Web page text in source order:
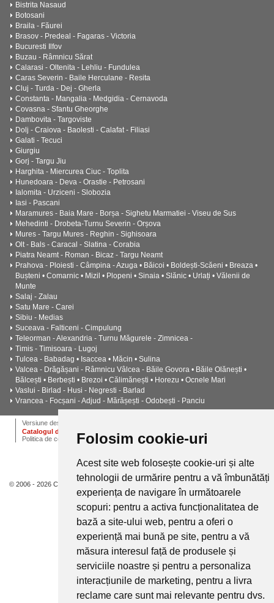
Folosim cookie-uri
Acest site web folosește cookie-uri și alte
tehnologii de urmărire pentru a vă îmbunătăți
experiența de navigare în următoarele
scopuri: pentru a activa funcționalitatea de
bază a site-ului web, pentru a oferi o
experiență mai bună pe site, pentru a vă
măsura interesul față de produsele și
serviciile noastre și pentru a personaliza
interacțiunile de marketing, pentru a livra
reclame care sunt mai relevante pentru dvs.
Bistrita Nasaud
Botosani
Braila - Făurei
Brasov - Predeal - Fagaras - Victoria
Bucuresti Ilfov
Buzau - Râmnicu Sărat
Calarasi - Oltenita - Lehliu - Fundulea
Caras Severin - Baile Herculane - Resita
Cluj - Turda - Dej - Gherla
Constanta - Mangalia - Medgidia - Cernavoda
Covasna - Sfantu Gheorghe
Dambovita - Targoviste
Dolj - Craiova - Baolesti - Calafat - Filiasi
Galati - Tecuci
Giurgiu
Gorj - Targu Jiu
Harghita - Miercurea Ciuc - Toplita
Hunedoara - Deva - Orastie - Petrosani
Ialomita - Urziceni - Slobozia
Iasi - Pascani
Maramures - Baia Mare - Borșa - Sighetu Marmatiei - Viseu de Sus
Mehedinti - Drobeta-Turnu Severin - Orșova
Mures - Targu Mures - Reghin - Sighisoara
Olt - Bals - Caracal - Slatina - Corabia
Piatra Neamt - Roman - Bicaz - Targu Neamt
Prahova - Ploiesti - Câmpina - Azuga • Băicoi • Boldești-Scăeni • Breaza •
Bușteni • Comarnic • Mizil • Plopeni • Sinaia • Slănic • Urlați • Vălenii de
Munte
Salaj - Zalau
Satu Mare - Carei
Sibiu - Medias
Suceava - Falticeni - Cimpulung
Teleorman - Alexandria - Turnu Măgurele - Zimnicea -
Timis - Timisoara - Lugoj
Tulcea - Babadag • Isaccea • Măcin • Sulina
Valcea - Drăgășani - Râmnicu Vâlcea - Băile Govora • Băile Olănești •
Bălcești • Berbești • Brezoi • Călimănești • Horezu • Ocnele Mari
Vaslui - Birlad - Husi - Negresti - Barlad
Vrancea - Focșani - Adjud - Mărășești - Odobești - Panciu
Versiune desktop
Catalogul de instalatii termice, ventilatie si climatizare CALOR
Politica de confidentialitate
© 2006 - 2026 Calor.